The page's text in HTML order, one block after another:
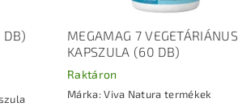
DB)
MEGAMAG 7 VEGETÁRIÁNUS
KAPSZULA (60 DB)
Raktáron
Márka:Viva Natura termékek